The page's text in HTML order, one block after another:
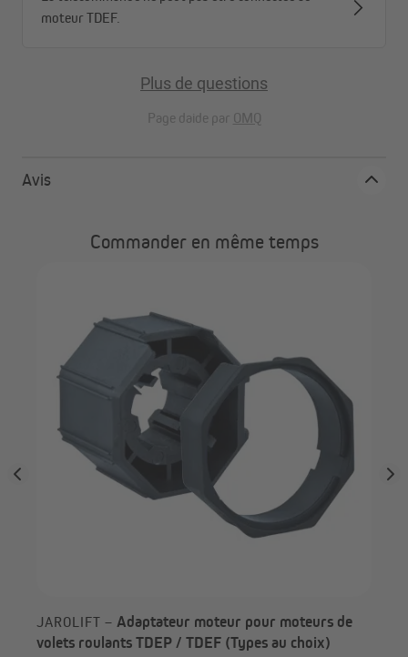
moteur TDEF.
Plus de questions
Page daide par OMQ
Avis
Commander en même temps
JAROLIFT – Adaptateur moteur pour moteurs de
volets roulants TDEP / TDEF (Types au choix)